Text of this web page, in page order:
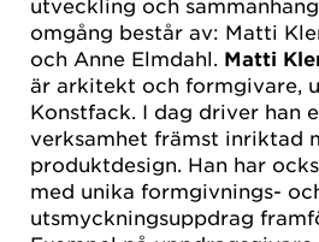
utveckling och
omgång består av: Matti
och Anne Elmdahl. Matti
är arkitekt och formgivare,
Konstfack. I dag driver han
verksamhet främst inriktad
produktdesign. Han har
med unika formgivnings-
utsmyckningsuppdrag